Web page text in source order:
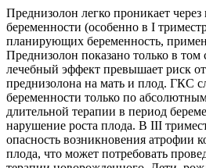
Преднизолон легко проникает
беременности (особенно в I
планирующих беременность,
Преднизолон показано только в том
лечебный эффект превышает риск
преднизолона на мать и плод. ГКС
беременности только по
длительной терапии в период
нарушение роста плода. В III
опасность возникновения атрофии
плода, что может потребовать